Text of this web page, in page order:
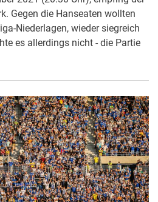
Gegen die Hanseaten wollten
Niederlagen, wieder siegreich
es allerdings nicht - die Partie